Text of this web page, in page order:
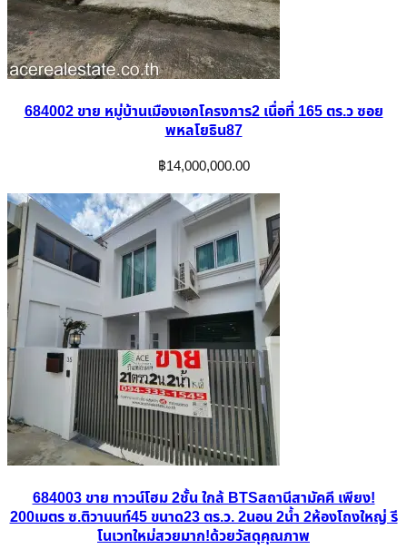
684002 ขาย หมู่บ้านเมืองเอกโครงการ2 เนื่อที่ 165 ตร.ว ซอย
พหลโยธิน87
฿14,000,000.00
684003 ขาย ทาวน์โฮม 2ชั้น ใกล้ BTSสถานีสามัคคี เพียง!
200เมตร ซ.ติวานนท์45 ขนาด23 ตร.ว. 2นอน 2น้ำ 2ห้องโถงใหญ่ รี
โนเวทใหม่สวยมาก!ด้วยวัสดุคุณภาพ